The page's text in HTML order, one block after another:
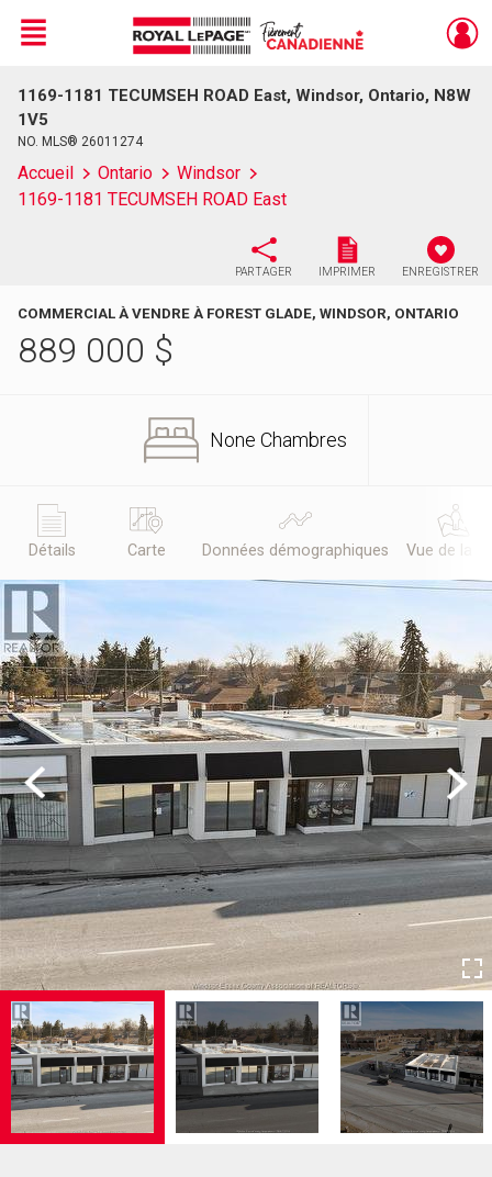
Live
En Direct
Menu
1169-1181 TECUMSEH ROAD East, Windsor, Ontario, N8W
1V5
NO. MLS® 26011274
Accueil Ontario
Windsor
1169-1181 TECUMSEH ROAD East
PARTAGER IMPRIMER ENREGISTRER
COMMERCIAL À VENDRE À FOREST GLADE, WINDSOR, ONTARIO
889 000 $
None Chambres
Détails Carte Données démographiques Vue de la
Previous Next